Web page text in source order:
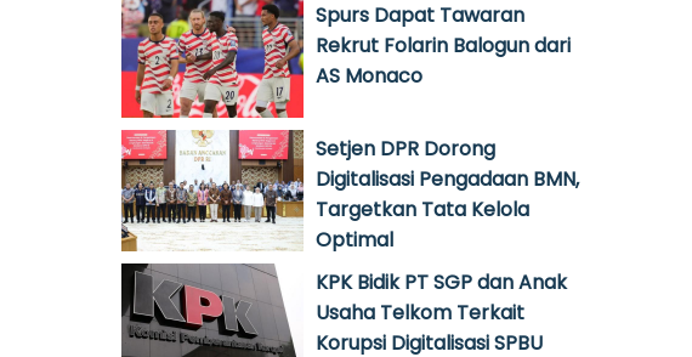
Spurs Dapat Tawaran
Rekrut Folarin Balogun dari
AS Monaco
Setjen DPR Dorong
Digitalisasi Pengadaan BMN,
Targetkan Tata Kelola
Optimal
KPK Bidik PT SGP dan Anak
Usaha Telkom Terkait
Korupsi Digitalisasi SPBU